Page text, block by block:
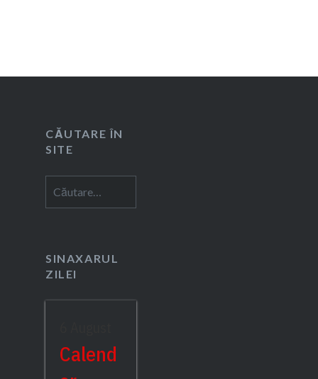
CĂUTARE ÎN
SITE
după:
SINAXARUL
ZILEI
Calend